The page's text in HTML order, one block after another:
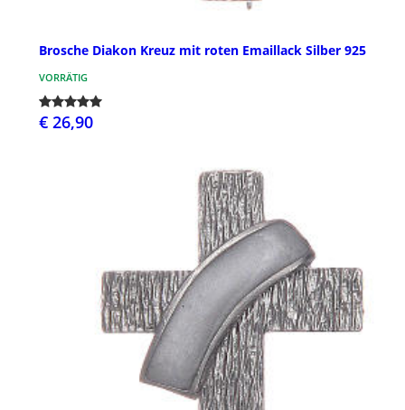
Brosche Diakon Kreuz mit roten Emaillack Silber 925
VORRÄTIG
€ 26,90